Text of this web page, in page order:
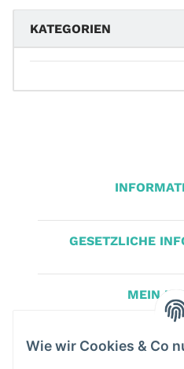
KATEGORIEN
GESETZLICHE
MEIN
Herbis
Wie wir Cookies & Co